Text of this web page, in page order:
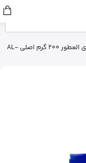
چای العطور 200 گرم اصلی AL-